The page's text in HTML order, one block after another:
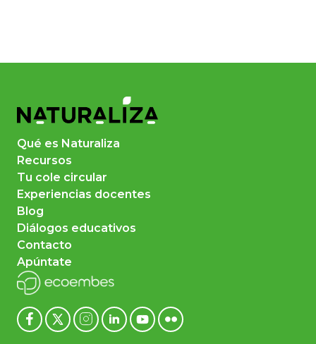
Qué es Naturaliza
Recursos
Tu cole circular
Experiencias docentes
Blog
Diálogos educativos
Contacto
Apúntate